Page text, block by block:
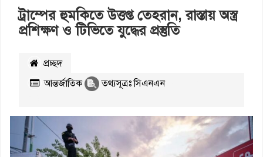
ট্রাম্পের হুমকিতে উত্তপ্ত তেহরান, রাস্তায় অস্ত্র
প্রশিক্ষণ ও টিভিতে যুদ্ধের প্রস্তুতি
প্রচ্ছদ
আন্তর্জাতিক
তথ্যসূত্রঃ সিএনএন